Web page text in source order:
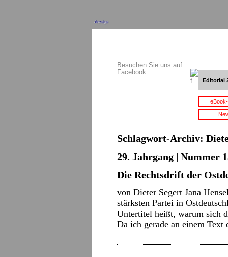
Anzeige
Besuchen Sie uns auf
Facebook
Editorial
Schlagwort-Archiv:
29. Jahrgang | Nummer
Die Rechtsdrift der
von Dieter Segert Jana
stärksten Partei in
Untertitel heißt, warum sich
Da ich gerade an einem